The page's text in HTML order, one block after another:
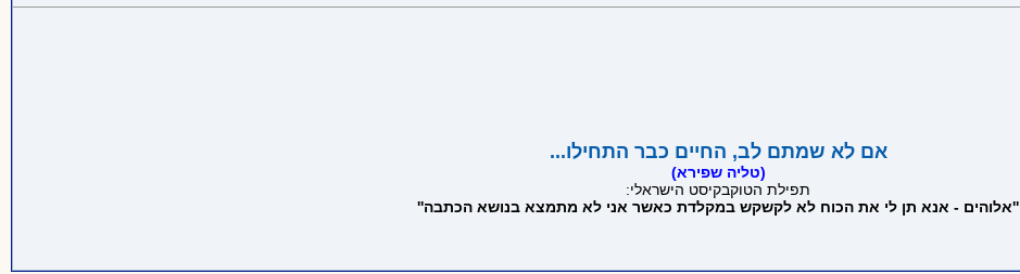
אם לא שמתם לב, החיים כבר התחילו...
(טליה שפירא)
תפילת הטוקבקיסט הישראלי:
''אלוהים - אנא תן לי את הכוח לא לקשקש במקלדת כאשר אני לא מתמצא בנושא הכתבה''